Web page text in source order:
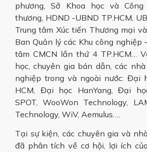
phương, Sở Khoa học và Công
thương, HDND -UBND TP.HCM,
Trung tâm Xúc tiến Thương mại
Ban Quản lý các Khu công nghiệp
tâm CMCN lần thứ 4 TP.HCM…
học, chuyên gia bán dẫn, các
nghiệp trong và ngoài nước: Đại
HCM, Đại học HanYang, Đại
SPOT, WooWon Technology,
Technology, WiV, Aemulus….
Tại sự kiện, các chuyên gia và
đã phân tích về cơ hội, lợi ích